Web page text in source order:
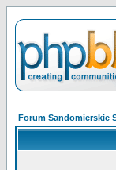
Forum Sandomierskie